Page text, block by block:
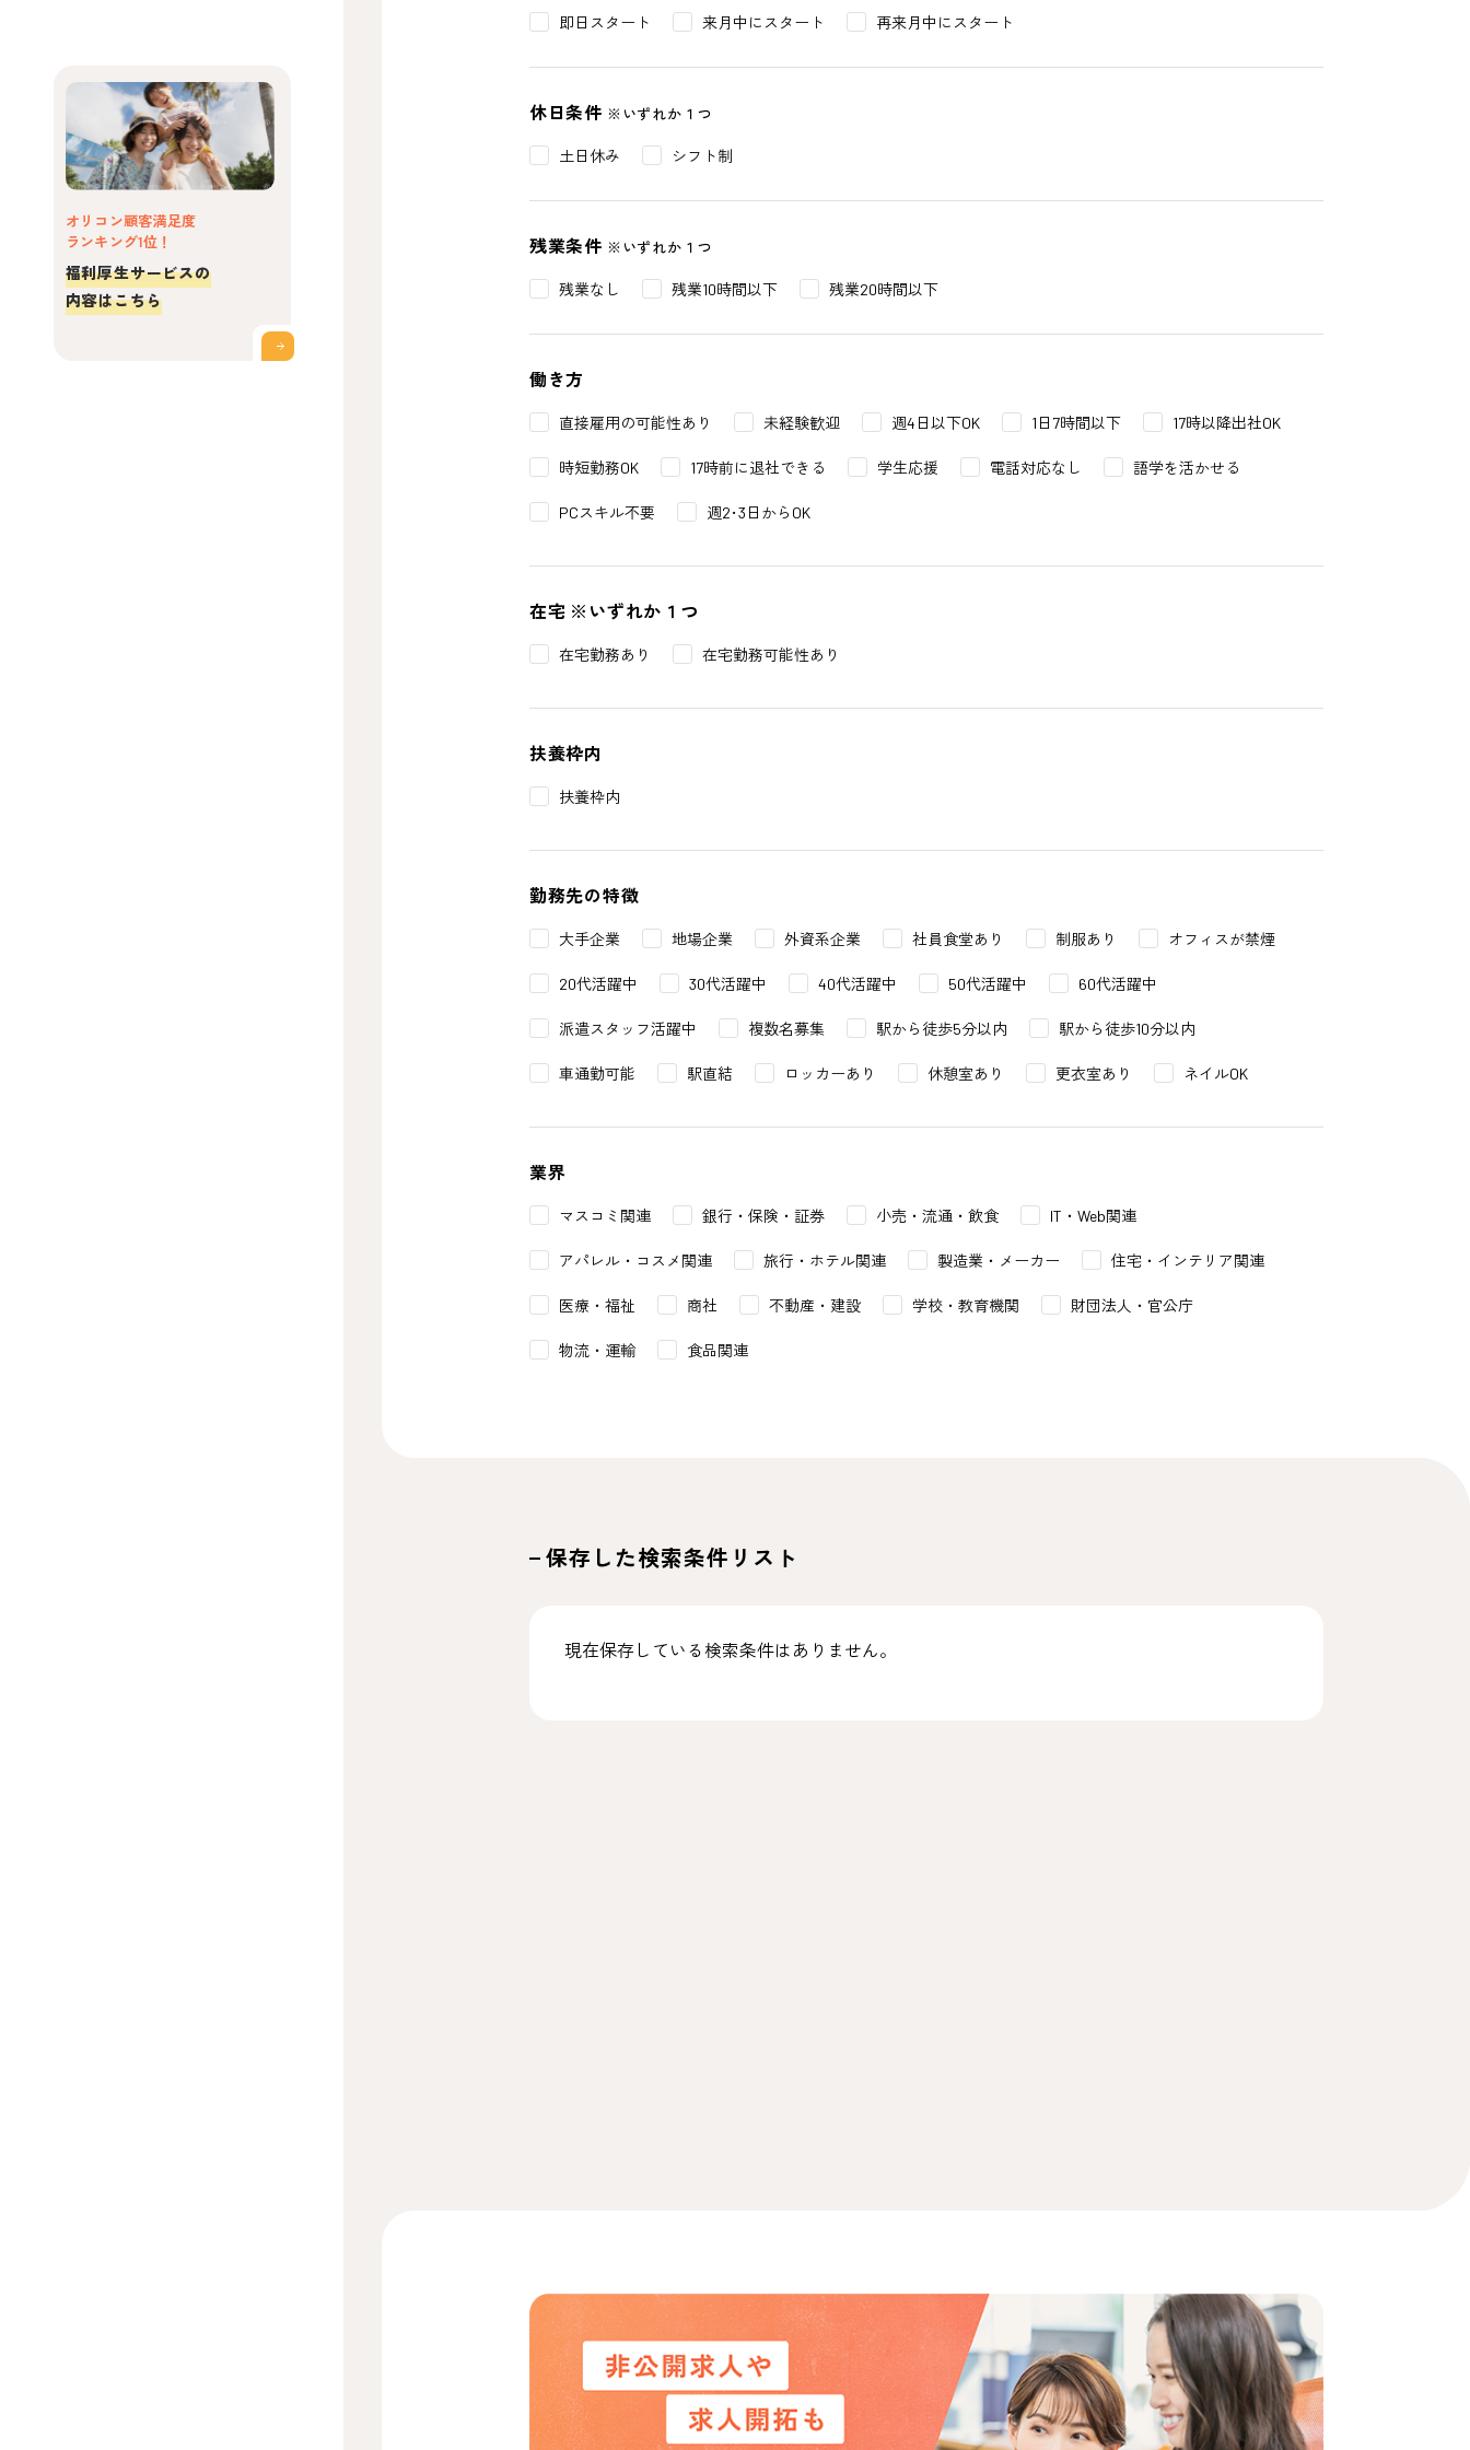
オリコン顧客満足度
ランキング1位！
福利厚生サービスの
内容はこちら
即日スタート 来月中にスタート 再来月中にスタート
休日条件 ※いずれか１つ
土日休み シフト制
残業条件 ※いずれか１つ
残業なし 残業10時間以下 残業20時間以下
働き方
直接雇用の可能性あり 未経験歓迎 週4日以下OK 1日7時間以下 17時以降出社OK
時短勤務OK 17時前に退社できる 学生応援 電話対応なし 語学を活かせる
PCスキル不要 週2･3日からOK
在宅 ※いずれか１つ
在宅勤務あり 在宅勤務可能性あり
扶養枠内
扶養枠内
勤務先の特徴
大手企業 地場企業 外資系企業 社員食堂あり 制服あり オフィスが禁煙
20代活躍中 30代活躍中 40代活躍中 50代活躍中 60代活躍中
派遣スタッフ活躍中 複数名募集 駅から徒歩5分以内 駅から徒歩10分以内
車通勤可能 駅直結 ロッカーあり 休憩室あり 更衣室あり ネイルOK
業界
マスコミ関連 銀行・保険・証券 小売・流通・飲食 IT・Web関連
アパレル・コスメ関連 旅行・ホテル関連 製造業・メーカー 住宅・インテリア関連
医療・福祉 商社 不動産・建設 学校・教育機関 財団法人・官公庁
物流・運輸 食品関連
保存した検索条件リスト
現在保存している検索条件はありません。